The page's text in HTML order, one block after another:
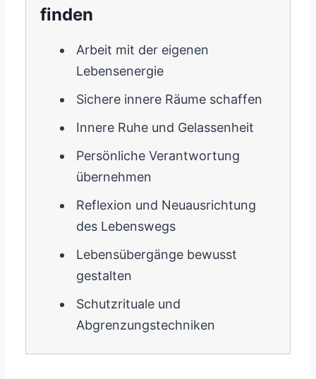
finden
Arbeit mit der eigenen
Lebensenergie
Sichere innere Räume schaffen
Innere Ruhe und Gelassenheit
Persönliche Verantwortung
übernehmen
Reflexion und Neuausrichtung
des Lebenswegs
Lebensübergänge bewusst
gestalten
Schutzrituale und
Abgrenzungstechniken